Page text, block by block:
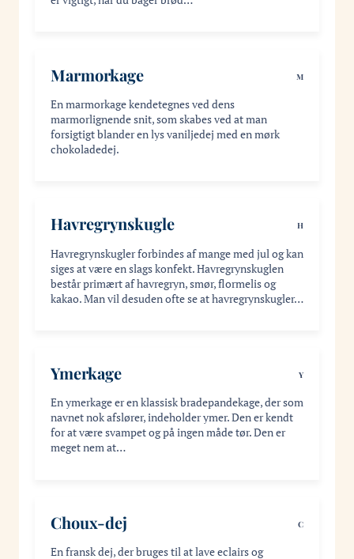
Marmorkage M
En marmorkage kendetegnes ved dens
marmorlignende snit, som skabes ved at man
forsigtigt blander en lys vaniljedej med en mørk
chokoladedej.
Havregrynskugle H
Havregrynskugler forbindes af mange med jul og kan
siges at være en slags konfekt. Havregrynskuglen
består primært af havregryn, smør, flormelis og
kakao. Man vil desuden ofte se at havregrynskugler…
Ymerkage Y
En ymerkage er en klassisk bradepandekage, der som
navnet nok afslører, indeholder ymer. Den er kendt
for at være svampet og på ingen måde tør. Den er
meget nem at…
Choux-dej C
En fransk dej, der bruges til at lave eclairs og